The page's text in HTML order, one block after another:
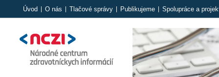
Úvod O nás Tlačové správy Publikujeme Spolupráce a